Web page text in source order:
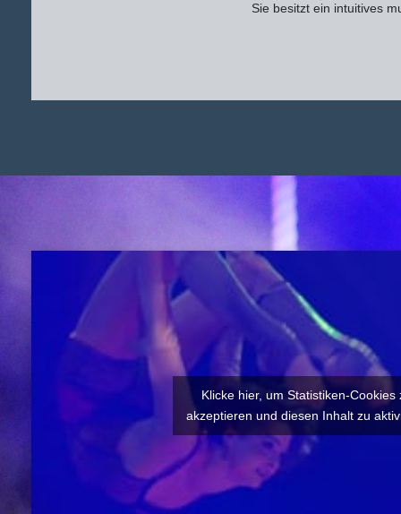
Sie besitzt ein intuitives
Klicke hier, um Statistiken-Cookies
akzeptieren und diesen Inhalt zu